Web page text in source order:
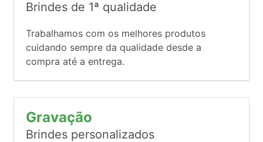
Brindes de 1ª qualidade
Trabalhamos com os melhores produtos
cuidando sempre da qualidade desde a
compra até a entrega.
Gravação
Brindes personalizados